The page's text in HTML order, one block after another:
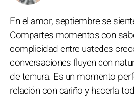
En el amor, septiembre se
Compartes momentos con
complicidad entre ustedes
conversaciones fluyen con
de ternura. Es un momento
relación con cariño y hacerla